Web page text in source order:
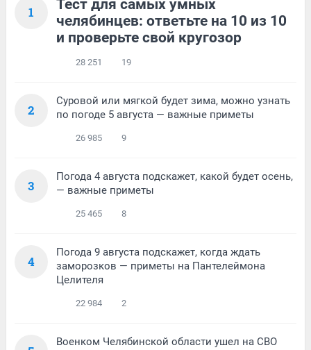
1
Тест для самых умных
челябинцев: ответьте на 10 из 10
и проверьте свой кругозор
28 251 19
2
Суровой или мягкой будет зима, можно узнать
по погоде 5 августа — важные приметы
26 985 9
3
Погода 4 августа подскажет, какой будет осень,
— важные приметы
25 465 8
4
Погода 9 августа подскажет, когда ждать
заморозков — приметы на Пантелеймона
Целителя
22 984 2
Военком Челябинской области ушел на СВО